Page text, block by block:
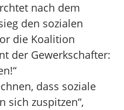
nach dem
den sozialen
die Koalition
der Gewerkschafter:
dass soziale
sich zuspitzen“,